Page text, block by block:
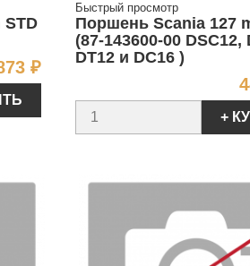
₽Цена
Быстрый просмотр
Поршень Scania 127
(87-143600-00 DSC12,
DT12 и DC16 )
+